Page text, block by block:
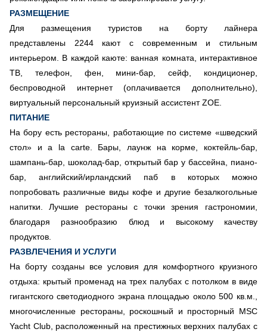
РАЗМЕЩЕНИЕ
Для размещения туристов на борту лайнера
представлены 2244 кают с современным и стильным
интерьером. В каждой каюте: ванная комната, интерактивное
ТВ, телефон, фен, мини-бар, сейф, кондиционер,
беспроводной интернет (оплачивается дополнительно),
виртуальный персональный круизный ассистент ZOE.
ПИТАНИЕ
На бору есть рестораны, работающие по системе «шведский
стол» и a la carte. Бары, лаунж на корме, коктейль-бар,
шампань-бар, шоколад-бар, открытый бар у бассейна, пиано-
бар, английский/ирландский паб в которых можно
попробовать различные виды кофе и другие безалкогольные
напитки. Лучшие рестораны с точки зрения гастрономии,
благодаря разнообразию блюд и высокому качеству
продуктов.
РАЗВЛЕЧЕНИЯ И УСЛУГИ
На борту созданы все условия для комфортного круизного
отдыха: крытый променад на трех палубах с потолком в виде
гигантского светодиодного экрана площадью около 500 кв.м.,
многочисленные рестораны, роскошный и просторный MSC
Yacht Club, расположенный на престижных верхних палубах с